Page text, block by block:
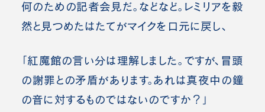
何のための記者会見だ。などなど。レミリアを毅
然と見つめたはたてがマイクを口元に戻し、
「紅魔館の言い分は理解しました。ですが、冒頭
の謝罪との矛盾があります。あれは真夜中の鐘
の音に対するものではないのですか？」